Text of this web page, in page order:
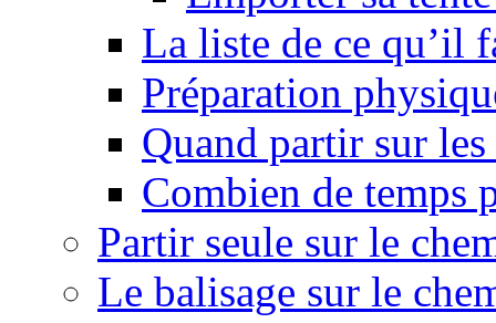
La liste de ce qu’il
Préparation
Quand partir sur
Combien de
Partir seule sur le
Le balisage sur le